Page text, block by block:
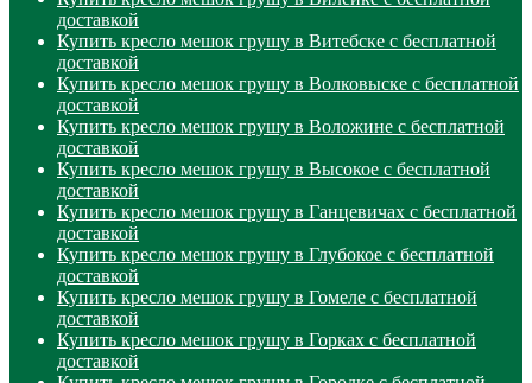
доставкой
Купить кресло мешок грушу в Витебске с бесплатной
доставкой
Купить кресло мешок грушу в Волковыске с бесплатной
доставкой
Купить кресло мешок грушу в Воложине с бесплатной
доставкой
Купить кресло мешок грушу в Высокое с бесплатной
доставкой
Купить кресло мешок грушу в Ганцевичах с бесплатной
доставкой
Купить кресло мешок грушу в Глубокое с бесплатной
доставкой
Купить кресло мешок грушу в Гомеле с бесплатной
доставкой
Купить кресло мешок грушу в Горках с бесплатной
доставкой